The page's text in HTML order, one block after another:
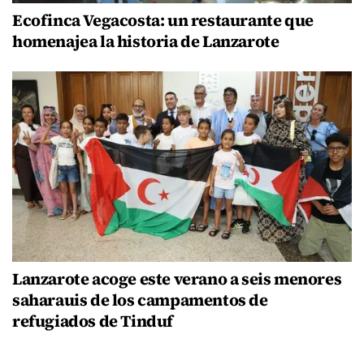
Ecofinca Vegacosta: un restaurante que
homenajea la historia de Lanzarote
Lanzarote acoge este verano a seis menores
saharauis de los campamentos de
refugiados de Tinduf